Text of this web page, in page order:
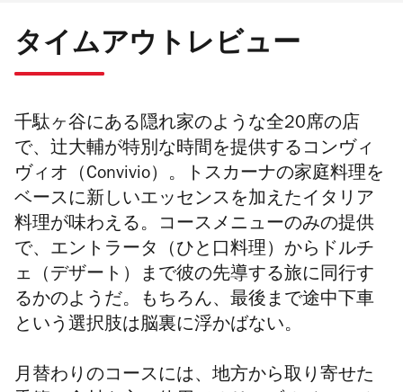
タイムアウトレビュー
千駄ヶ谷にある隠れ家のような全20席の店
で、辻大輔が特別な時間を提供するコンヴィ
ヴィオ（Convivio） 。トスカーナの家庭料理を
ベースに新しいエッセンスを加えたイタリア
料理が味わえる。コースメニューのみの提供
で、エントラータ（ひと口料理）からドルチ
ェ（デザート）まで彼の先導する旅に同行す
るかのようだ。もちろん、最後まで途中下車
という選択肢は脳裏に浮かばない。
月替わりのコースには、地方から取り寄せた